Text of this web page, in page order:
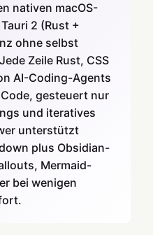
nativen macOS-
2 (Rust +
ohne selbst
Zeile Rust, CSS
AI-Coding-Agents
gesteuert nur
und iteratives
unterstützt
plus Obsidian-
Mermaid-
bei wenigen